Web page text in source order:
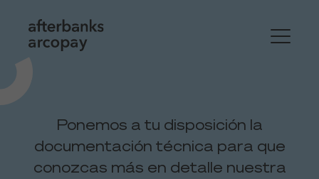
Ponemos a tu disposición la
documentación técnica para que
conozcas más en detalle nuestra